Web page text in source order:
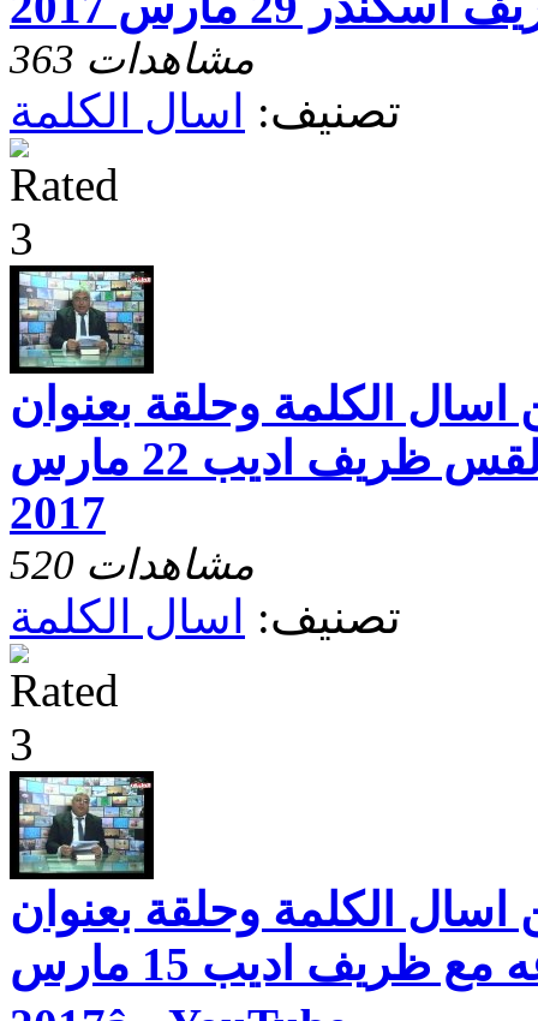
363 مشاهدات
تصنيف: اسال الكلمة
اسال الكلمة وحلقة بعنوان
امراض اللسان مع القس ظريف اديب 22 مارس
2017
520 مشاهدات
تصنيف: اسال الكلمة
اسال الكلمة وحلقة بعنوان
الخوف بكل انواعه مع ظريف اديب 15 مارس